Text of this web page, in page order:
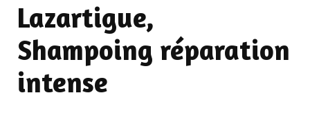
Lazartigue,
Shampoing réparation
intense